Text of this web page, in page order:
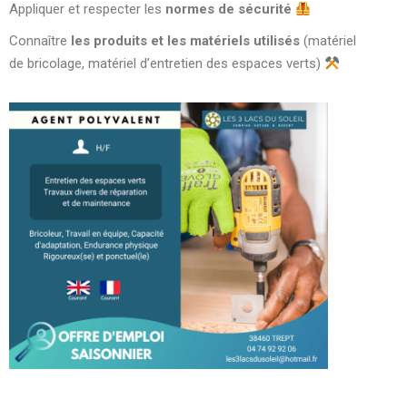
Appliquer et respecter les normes de sécurité
Connaître les produits et les matériels utilisés (matériel
de bricolage, matériel d’entretien des espaces verts)